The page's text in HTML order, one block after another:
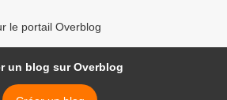
le portail Overblog
un blog sur Overblog